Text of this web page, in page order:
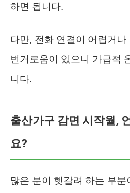
하면 됩니다.
다만, 전화 연결이 어렵거
번거로움이 있으니 가급적
니다.
출산가구 감면 시작월,
요?
많은 분이 헷갈려 하는 부분